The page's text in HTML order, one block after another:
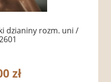
dzianiny rozm. uni /
zł